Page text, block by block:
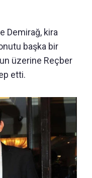
Demirağ, kira
başka bir
üzerine Reçber
etti.